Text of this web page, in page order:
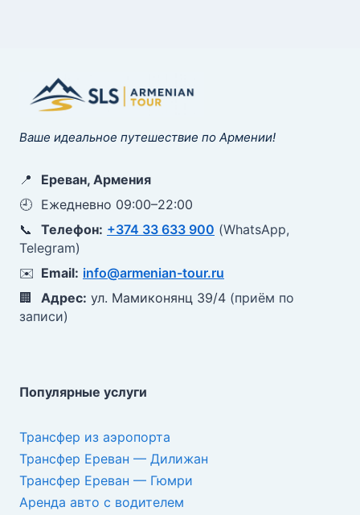
Ваше идеальное путешествие по Армении!
📍
Ереван, Армения
🕘 Ежедневно 09:00–22:00
📞
Телефон: +374 33 633 900 (WhatsApp,
Telegram)
✉️ Email: info@armenian-tour.ru
🏢
Адрес: ул. Мамиконянц 39/4 (приём по
записи)
Популярные услуги
Трансфер из аэропорта
Трансфер Ереван — Дилижан
Трансфер Ереван — Гюмри
Аренда авто с водителем